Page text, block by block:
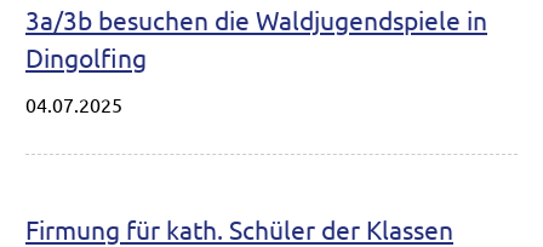
3a/3b besuchen die Waldjugendspiele in
Dingolfing
04.07.2025
Firmung für kath. Schüler der Klassen